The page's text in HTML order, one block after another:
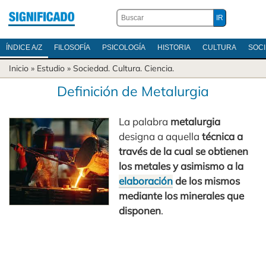
ÍNDICE A/Z FILOSOFÍA PSICOLOGÍA HISTORIA CULTURA
Inicio » Estudio » Sociedad. Cultura. Ciencia.
Definición de Metalurgia
La palabra metalurgia
designa a aquella técnica a
través de la cual se obtienen
los metales y asimismo a la
elaboraciónde los mismos
mediante los minerales que
disponen.